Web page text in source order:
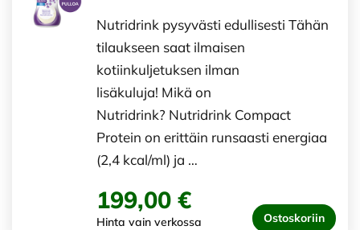
Nutridrink pysyvästi edullisesti Tähän
tilaukseen saat ilmaisen
kotiinkuljetuksen ilman
lisäkuluja! Mikä on
Nutridrink? Nutridrink Compact
Protein on erittäin runsaasti energiaa
(2,4 kcal/ml) ja …
199,00 €
Hinta vain verkossa Ostoskoriin